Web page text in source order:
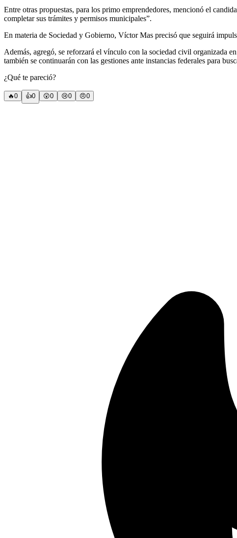
Entre otras propuestas, para los primo emprendedores, mencionó el
completar sus trámites y permisos municipales”.
En materia de Sociedad y Gobierno, Víctor Mas precisó que seguirá
Además, agregó, se reforzará el vínculo con la sociedad civil organizada
también se continuarán con las gestiones ante instancias federales para
¿Qué te pareció?
🔥0 👍0 😲0 😢0 😠0